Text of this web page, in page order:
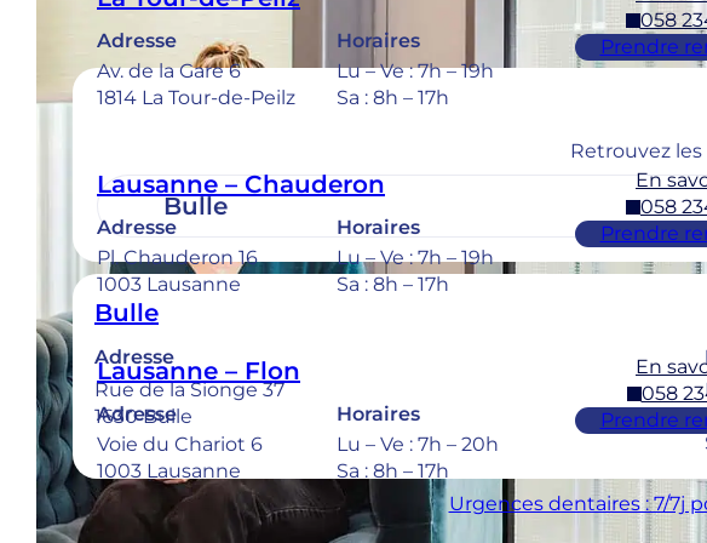
Adresse
Av. de la Gare 6
1814 La Tour-de-Peilz
Horaires
Lu – Ve : 7h – 19h
Sa : 8h – 17h
058
Prendre
Lausanne – Chauderon
Adresse
Pl. Chauderon 16
1003 Lausanne
Horaires
Lu – Ve : 7h – 19h
Sa : 8h – 17h
En
058
Prendre
Lausanne – Flon
Adresse
Voie du Chariot 6
1003 Lausanne
Horaires
Lu – Ve : 7h – 20h
Sa : 8h – 17h
En
058
Prendre
Retrouvez
Bulle
Adresse
Rue de la Sionge 37
1630 Bulle
Urgences dentaires : 7/7j